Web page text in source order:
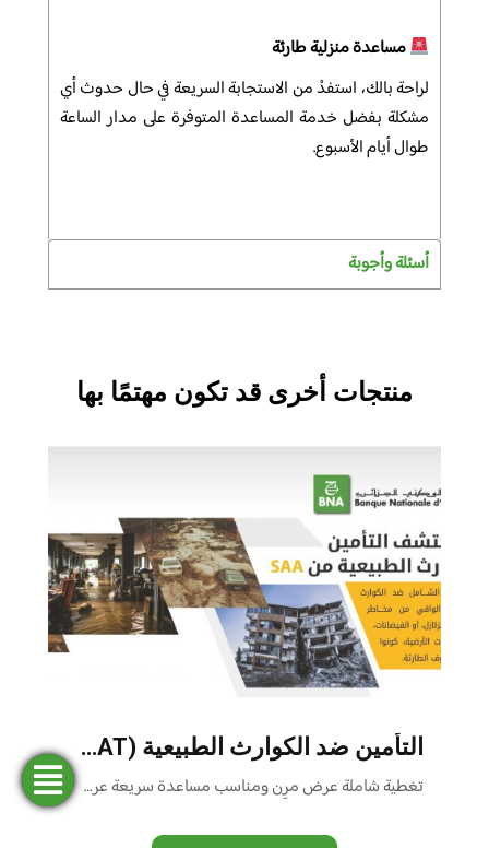
مساعدة منزلية طارئة
لراحة بالك، استفدْ من الاستجابة السريعة في حال حدوث أي
مشكلة بفضل خدمة المساعدة المتوفرة على مدار الساعة
طوال أيام الأسبوع.
أسئلة وأجوبة
منتجات أخرى قد تكون مهتمًا بها
التأمين ضد الكوارث الطبيعية (CAT-NAT)
تغطية شاملة عرض مرِن ومناسب مساعدة سريعة عرض المنتج أسئلة …
ابحث
عن وكالة
طلب
تمويل
المحاكاة
فتح
حساب